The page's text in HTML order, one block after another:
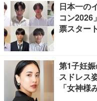
日本一の
コン2026
票スタート
第1子妊
スドレス
「女神様